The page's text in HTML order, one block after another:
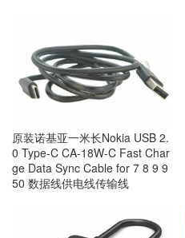
原装诺基亚一米长Nokia USB 2.
0 Type-C CA-18W-C Fast Char
ge Data Sync Cable for 7 8 9 9
50 数据线供电线传输线